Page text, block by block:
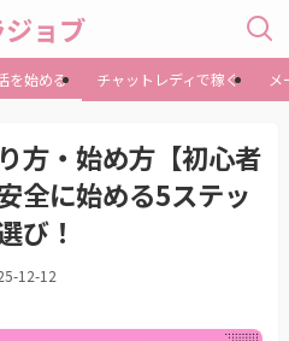
ジョブ
を始める チャットレディで稼ぐ
方・始め方【初心者
全に始める5ステッ
び！
12-12